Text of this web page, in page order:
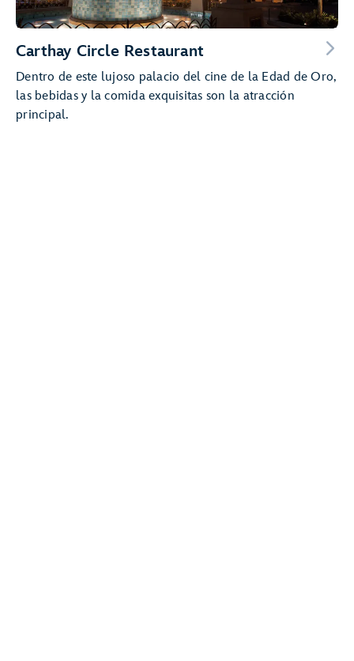
Carthay Circle Restaurant
Dentro de este lujoso palacio del cine de la Edad de Oro,
las bebidas y la comida exquisitas son la atracción
principal.